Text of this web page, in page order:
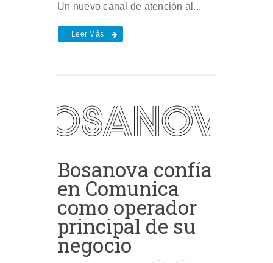
Un nuevo canal de atención al...
Leer Más
Bosanova confía
en Comunica
como operador
principal de su
negocio